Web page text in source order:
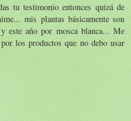
tu testimonio entonces quizá de
mis plantas básicamente son
este año por mosca blanca... Me
los productos que no debo usar